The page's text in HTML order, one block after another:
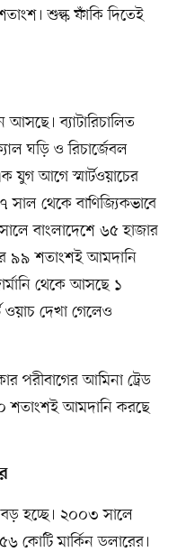
শুল্ক ফাঁকি দিতেই
আসছে। ব্যাটারিচালিত
ঘড়ি ও রিচার্জেবল
যুগ আগে স্মার্টওয়াচের
সাল থেকে বাণিজ্যিকভাবে
বাংলাদেশে ৬৫ হাজার
৯৯ শতাংশই আমদানি
থেকে আসছে ১
ওয়াচ দেখা গেলেও
পরীবাগের আমিনা ট্রেড
শতাংশই আমদানি করছে
হচ্ছে। ২০০৩ সালে
কোটি মার্কিন ডলারের।